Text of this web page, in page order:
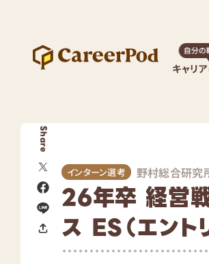
キャリ
自分の
Share
インターン選考 野村総合研究
26年卒 経営
ス ES（エント